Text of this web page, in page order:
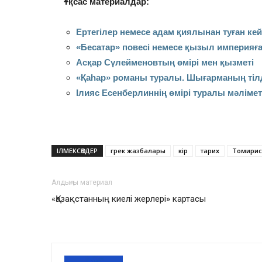
Ертегілер немесе адам қиялынан туған
«Бесатар» повесі немесе қызыл
Асқар Сүлейменовтың өмірі мен қызметі
«Қаһар» романы туралы. Шығарманың
Ілияс Есенберлиннің өмірі туралы мәлімет
ІЛМЕКСӨЗДЕР грек жазбалары кір тарих Томирис
Алдыңғы материал
«Қазақстанның киелі жерлері» картасы